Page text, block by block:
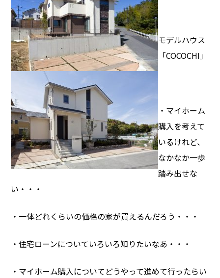
モデルハウス
「COCOCHI」
・マイホーム
購入を考えて
いるけれど、
なかなか一歩
踏み出せな
い・・・
・一体どれくらいの価格の家が買えるんだろう・・・
・住宅ローンについていろいろ知りたいなあ・・・
・マイホーム購入についてどうやって進めて行ったらい